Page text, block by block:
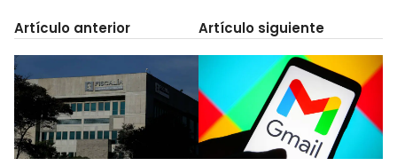
Artículo anterior Artículo siguiente